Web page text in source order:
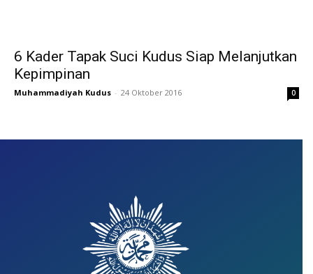
6 Kader Tapak Suci Kudus Siap Melanjutkan
Kepimpinan
Muhammadiyah Kudus - 24 Oktober 2016 0